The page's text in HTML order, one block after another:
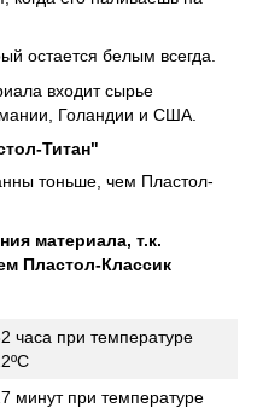
остается белым всегда.
входит сырье
Голандии и США.
Титан"
тоньше, чем Пластол-
материала, т.к.
Пластол-Классик
часа при температуре
минут при температуре